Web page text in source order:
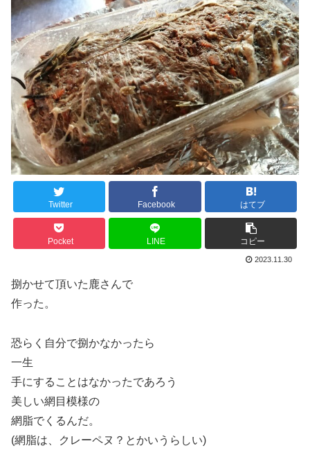
Twitter Facebook はてブ
Pocket LINE コピー
2023.11.30
捌かせて頂いた鹿さんで
作った。
恐らく自分で捌かなかったら
一生
手にすることはなかったであろう
美しい網目模様の
網脂でくるんだ。
(網脂は、クレーペヌ？とかいうらしい)